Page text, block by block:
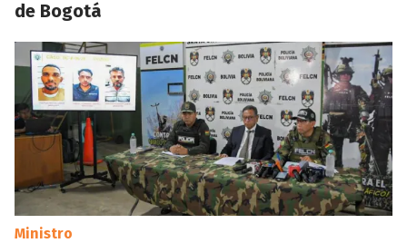
de Bogotá
Ministro